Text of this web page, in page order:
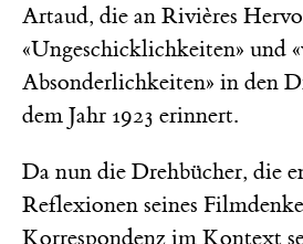
Artaud, die an Rivières
«Ungeschicklichkeiten» und
Absonderlichkeiten» in den
dem Jahr 1923 erinnert.
Da nun die Drehbücher, die
Reflexionen seines
Korrespondenz im Kontext